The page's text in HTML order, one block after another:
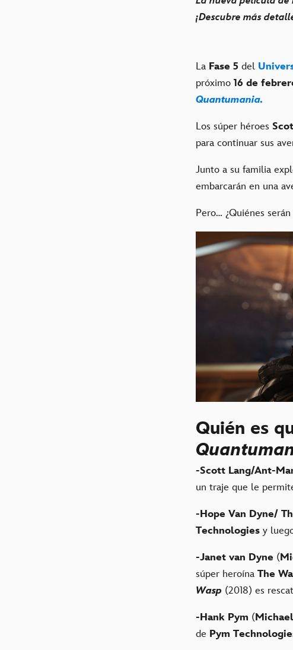
¡Descubre más
La Fase 5 del
próximo 16 de
Quantumania.
Los súper héroes
para continuar sus
Junto a su familia
embarcarán en una
Pero… ¿Quiénes
Quién es
-Scott Lang/Ant-
un traje que le
-Hope Van Dyne/
Technologies y
-Janet van Dyne (
súper heroína The
Wasp (2018) es
-Hank Pym (
de Pym